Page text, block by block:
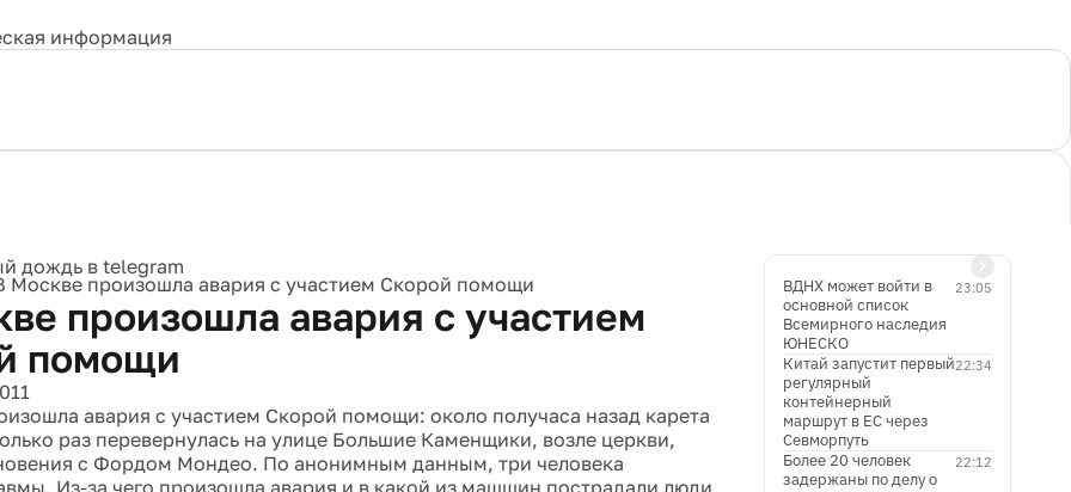
информация
Москве произошла авария с участием Скорой помощи
произошла авария с участием
помощи
авария с участием Скорой помощи: около получаса назад карета
раз перевернулась на улице Большие Каменщики, возле церкви,
с Фордом Мондео. По анонимным данным, три человека
Из-за чего произошла авария и в какой из мащшин пострадали люди
23:05
ВДНХ может войти в
основной список
Всемирного наследия
ЮНЕСКО
22:34
Китай запустит первый
регулярный
контейнерный
маршрут в ЕС через
Севморпуть
22:12
Более 20 человек
задержаны по делу о